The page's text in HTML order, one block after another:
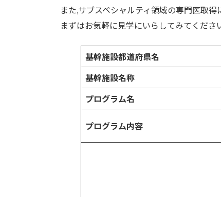
また,サブスペシャルティ領域の専門医取
まずはお気軽に見学にいらしてみてくだ
基幹施設都道府県名
基幹施設名称
プログラム名
プログラム内容